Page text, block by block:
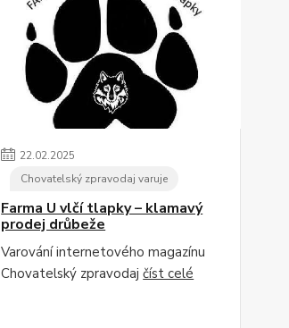
22.02.2025
Chovatelský zpravodaj varuje
Farma U vlčí tlapky – klamavý
prodej drůbeže
Varování internetového magazínu
Chovatelský zpravodajčíst celé